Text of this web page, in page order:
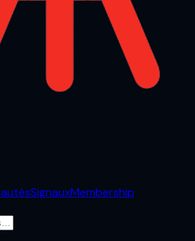
SignauxMembership